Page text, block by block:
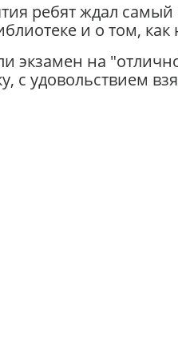
ребят ждал
и о том,
экзамен на
с удовольствием